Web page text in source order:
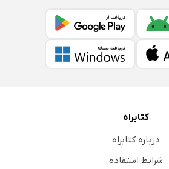
کتابراه
درباره کتابراه
شرایط استفاده